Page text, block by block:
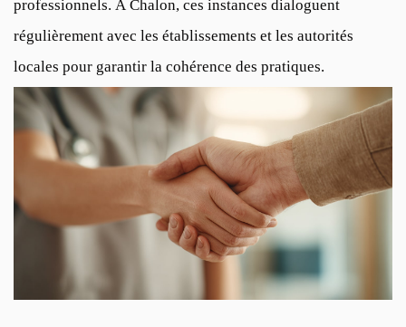
professionnels. À Chalon, ces instances dialoguent
régulièrement avec les établissements et les autorités
locales pour garantir la cohérence des pratiques.